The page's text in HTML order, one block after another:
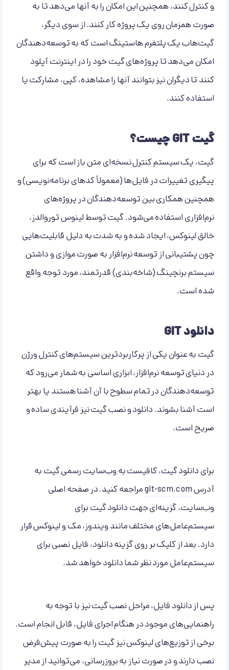
و کنترل کنند، همچنین این امکان را به آنها می‌دهد تا به
صورت همزمان روی یک پروژه کار کنند. از سوی دیگر،
گیت‌هاب یک پلتفرم هاستینگ است که به توسعه‌دهندگان
امکان می‌دهد تا پروژه‌های گیت خود را در اینترنت آپلود
کنند تا دیگران نیز بتوانند آنها را مشاهده، کپی، مشارکت یا
استفاده کنند.
گیت GIT چیست؟
گیت، یک سیستم کنترل نسخه‌ای متن باز است که برای
پیگیری تغییرات در فایل‌ها (معمولاً کدهای برنامه‌نویسی) و
همچنین همکاری بین توسعه‌دهندگان در پروژه‌های
نرم‌افزاری استفاده می‌شود. گیت توسط لینوس توروالدز،
خالق لینوکس، ایجاد شده و به شدت به دلیل قابلیت‌هایی
چون پشتیبانی از توسعه نرم‌افزار به صورت موازی و داشتن
سیستم برنچینگ (شاخه‌بندی) قدرتمند، مورد توجه واقع
شده است.
دانلود GIT
گیت به عنوان یکی از پرکاربردترین سیستم‌های کنترل ورژن
در دنیای توسعه نرم‌افزار، ابزاری اساسی به شمار می‌رود که
توسعه‌دهندگان در تمام سطوح با آن آشنا هستند یا بهتر
است آشنا بشوند. دانلود و نصب گیت نیز فرآیندی ساده و
صریح است.
برای دانلود گیت، کافیست به وب‌سایت رسمی گیت به
آدرسgit-scm.comمراجعه کنید. در صفحه اصلی
وب‌سایت، گزینه‌ای جهت دانلود گیت برای
سیستم‌عامل‌های مختلف مانند ویندوز، مک و لینوکس قرار
دارد. بعد از کلیک بر روی گزینه دانلود، فایل نصبی برای
سیستم‌عامل مورد نظر شما دانلود خواهد شد.
پس از دانلود فایل، مراحل نصب گیت نیز با توجه به
راهنمایی‌های موجود در هنگام اجرای فایل، قابل انجام است.
برخی از توزیع‌های لینوکس نیز گیت را به صورت پیش‌فرض
نصب دارند و در صورت نیاز به بروزرسانی، می‌توانید از مدیر